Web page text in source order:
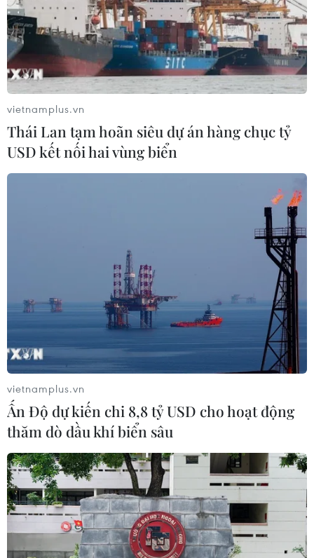
mỗi người sẽ phải tiêm 2 liều.
Chính phủ Brazil đồng ý sử dụng vắcxin
ngừa COVID-19 của Trung Quốc
21/10/2020 02:37
Bộ trưởng Y tế Brazil Eduardo Pazuello khẳng định chính
phủ nước này có ý định bắt đầu chương trình tiêm
vắcxin ngừa COVID-19 cho người dân từ đầu năm 2021.
vietnamplus.vn
Thái Lan tạm hoãn siêu dự án hàng chục tỷ
USD kết nối hai vùng biển
vietnamplus.vn
Ấn Độ dự kiến chi 8,8 tỷ USD cho hoạt động
thăm dò dầu khí biển sâu